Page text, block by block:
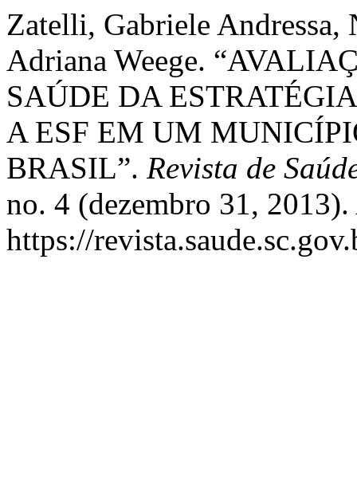
Zatelli, Gabriele
Adriana Weege.
SAÚDE DA
A ESF EM UM
BRASIL”. Revista de
no. 4 (dezembro 31,
https://